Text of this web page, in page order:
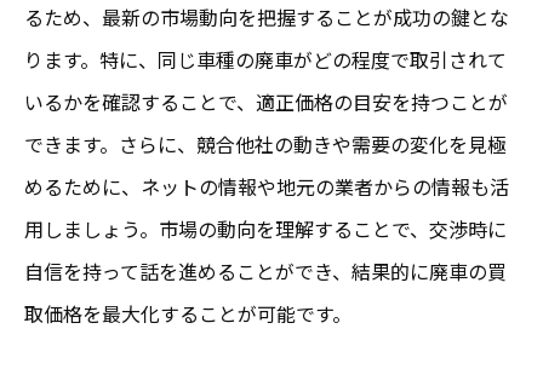
るため、最新の市場動向を把握することが成功の鍵とな
ります。特に、同じ車種の廃車がどの程度で取引されて
いるかを確認することで、適正価格の目安を持つことが
できます。さらに、競合他社の動きや需要の変化を見極
めるために、ネットの情報や地元の業者からの情報も活
用しましょう。市場の動向を理解することで、交渉時に
自信を持って話を進めることができ、結果的に廃車の買
取価格を最大化することが可能です。